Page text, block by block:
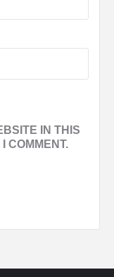
IN THIS
COMMENT.